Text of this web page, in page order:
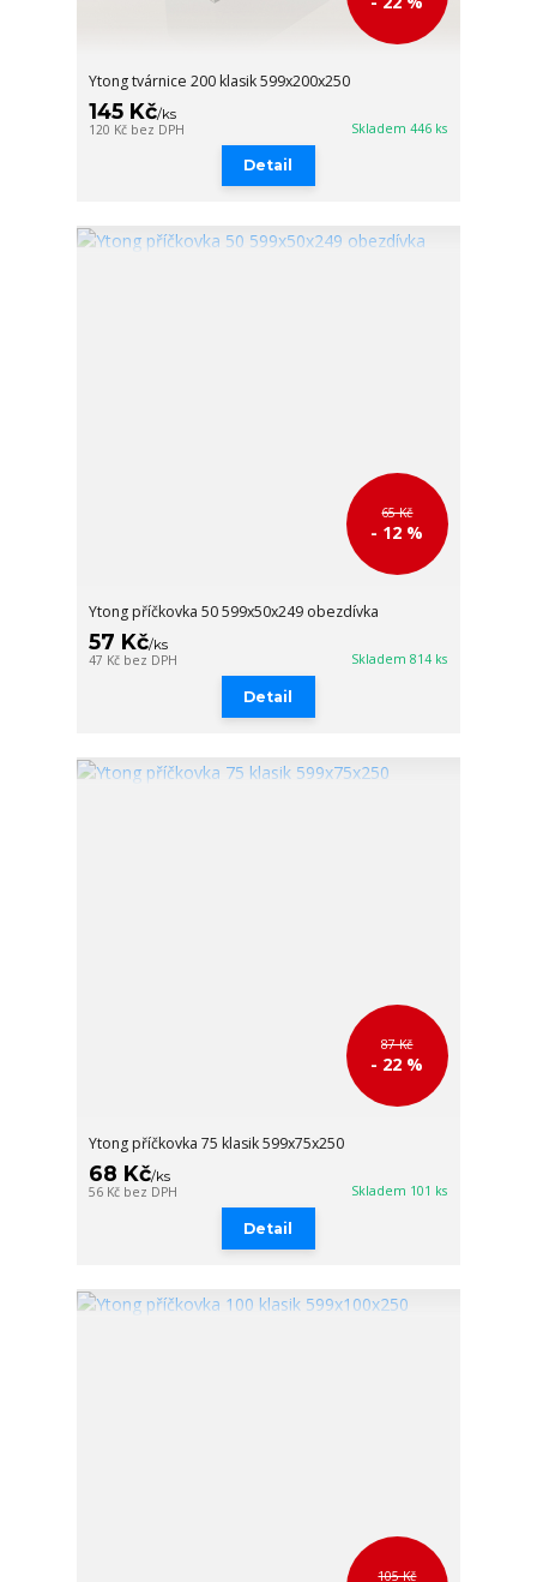
Ytong tvárnice 200 klasik 599x200x250
145 Kč/ks
120 Kč bez DPH Skladem 446 ks
Detail
65 Kč
- 12 %
Ytong příčkovka 50 599x50x249 obezdívka
57 Kč/ks
47 Kč bez DPH Skladem 814 ks
Detail
87 Kč
- 22 %
Ytong příčkovka 75 klasik 599x75x250
68 Kč/ks
56 Kč bez DPH Skladem 101 ks
Detail
105 Kč